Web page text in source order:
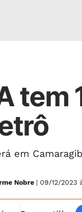
tem
em
Nobre | 09/12/2023